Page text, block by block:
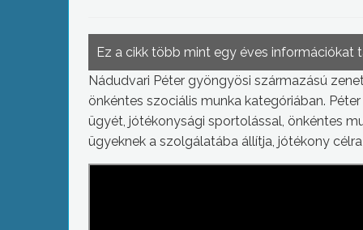
Ez a cikk több mint egy éves információkat
Nádudvari Péter gyöngyösi származású
önkéntes szociális munka kategóriában.
ügyét, jótékonysági sportolással, önkéntes
ügyeknek a szolgálatába állítja, jótékony